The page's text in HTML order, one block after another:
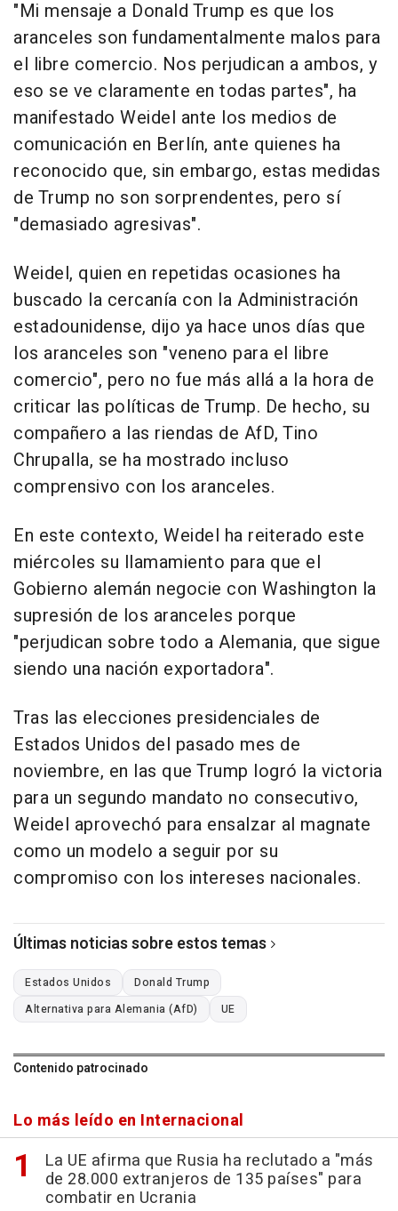
"Mi mensaje a Donald Trump es que los
aranceles son fundamentalmente malos para
el libre comercio. Nos perjudican a ambos, y
eso se ve claramente en todas partes", ha
manifestado Weidel ante los medios de
comunicación en Berlín, ante quienes ha
reconocido que, sin embargo, estas medidas
de Trump no son sorprendentes, pero sí
"demasiado agresivas".
Weidel, quien en repetidas ocasiones ha
buscado la cercanía con la Administración
estadounidense, dijo ya hace unos días que
los aranceles son "veneno para el libre
comercio", pero no fue más allá a la hora de
criticar las políticas de Trump. De hecho, su
compañero a las riendas de AfD, Tino
Chrupalla, se ha mostrado incluso
comprensivo con los aranceles.
En este contexto, Weidel ha reiterado este
miércoles su llamamiento para que el
Gobierno alemán negocie con Washington la
supresión de los aranceles porque
"perjudican sobre todo a Alemania, que sigue
siendo una nación exportadora".
Tras las elecciones presidenciales de
Estados Unidos del pasado mes de
noviembre, en las que Trump logró la victoria
para un segundo mandato no consecutivo,
Weidel aprovechó para ensalzar al magnate
como un modelo a seguir por su
compromiso con los intereses nacionales.
Últimas noticias sobre estos temas
Estados Unidos
Donald Trump
Alternativa para Alemania (AfD)
UE
Contenido patrocinado
Lo más leído en Internacional
La UE afirma que Rusia ha reclutado a "más
de 28.000 extranjeros de 135 países" para
combatir en Ucrania